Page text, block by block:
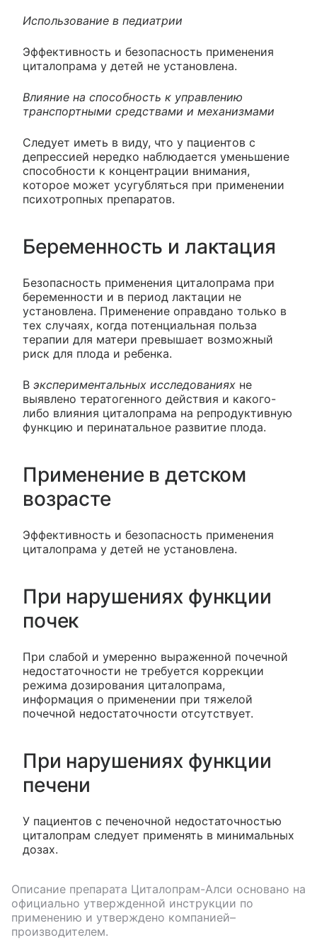
Использование в педиатрии
Эффективность и безопасность применения
циталопрама у детей не установлена.
Влияние на способность к управлению
транспортными средствами и механизмами
Следует иметь в виду, что у пациентов с
депрессией нередко наблюдается уменьшение
способности к концентрации внимания,
которое может усугубляться при применении
психотропных препаратов.
Беременность и лактация
Безопасность применения циталопрама при
беременности и в период лактации не
установлена. Применение оправдано только в
тех случаях, когда потенциальная польза
терапии для матери превышает возможный
риск для плода и ребенка.
В экспериментальных исследованиях не
выявлено тератогенного действия и какого-
либо влияния циталопрама на репродуктивную
функцию и перинатальное развитие плода.
Применение в детском
возрасте
Эффективность и безопасность применения
циталопрама у детей не установлена.
При нарушениях функции
почек
При слабой и умеренно выраженной почечной
недостаточности не требуется коррекции
режима дозирования циталопрама,
информация о применении при тяжелой
почечной недостаточности отсутствует.
При нарушениях функции
печени
У пациентов с печеночной недостаточностью
циталопрам следует применять в минимальных
дозах.
Описание препарата Циталопрам-Алси основано на
официально утвержденной инструкции по
применению и утверждено компанией–
производителем.